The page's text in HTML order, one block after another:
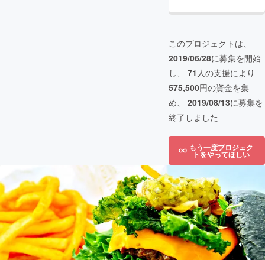
このプロジェクトは、
2019/06/28に募集を開始
し、 71 人の支援により
575,500円の資金を集
め、 2019/08/13に募集を
終了しました
もう一度プロジェク
トをやってほしい